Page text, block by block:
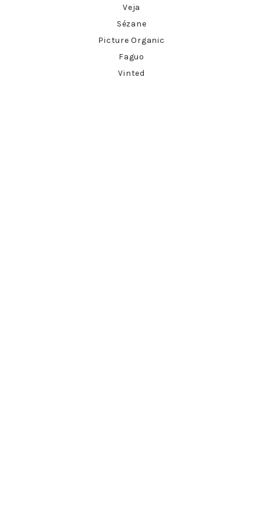
Veja
Sézane
Picture Organic
Faguo
Vinted